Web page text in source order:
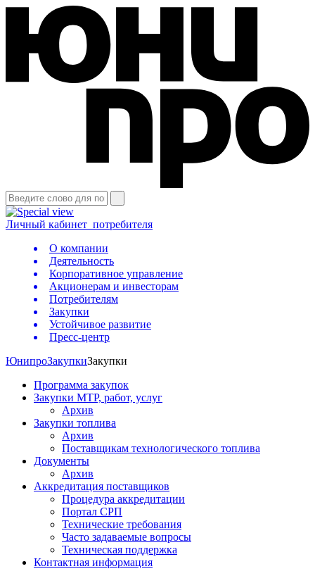
Личный кабинет потребителя
О компании
Деятельность
Корпоративное управление
Акционерам и инвесторам
Потребителям
Закупки
Устойчивое развитие
Пресс-центр
ЮнипроЗакупкиЗакупки
Программа закупок
Закупки МТР, работ, услуг
Архив
Закупки топлива
Архив
Поставщикам технологического топлива
Документы
Архив
Аккредитация поставщиков
Процедура аккредитации
Портал СРП
Технические требования
Часто задаваемые вопросы
Техническая поддержка
Контактная информация